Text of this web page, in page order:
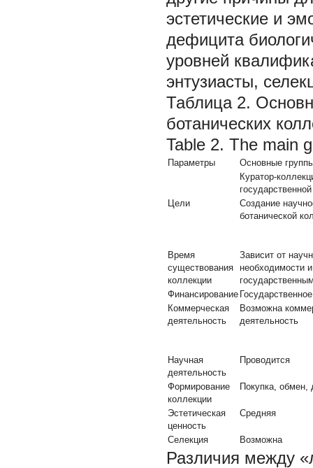
эстетические и
дефицита
уровней
энтузиасты,
Таблица 2.
ботанических
Table 2. The main
Параметры
Основные
Куратор-
Цели
Создание
ботанической
Время
существования
коллекции
Зависит от
необходимости
Финансирование Государственное
Коммерческая
деятельность
Возможна
деятельность
Научная
деятельность
Проводится
Формирование
коллекции
Покупка, обмен,
Эстетическая
ценность
Средняя
Селекция Возможна
Различия между